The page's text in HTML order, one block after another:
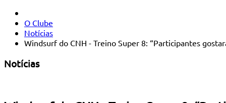
O Clube
Notícias
Windsurf do CNH - Treino Super 8: “Participantes
Notícias